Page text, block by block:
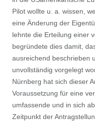
Pilot wollte u. a. wissen,
eine Änderung der
lehnte die Erteilung einer
begründete dies damit,
ausreichend beschrieben
unvollständig vorgelegt
Nürnberg hat sich dieser
Voraussetzung für eine
umfassende und in sich
Zeitpunkt der